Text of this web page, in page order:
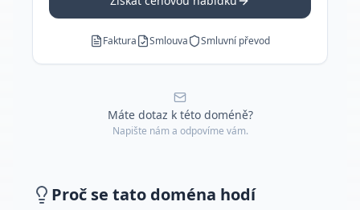
Faktura Smlouva Smluvní převod
Máte dotaz k této doméně?
Napište nám a odpovíme vám.
Proč se tato doména hodí